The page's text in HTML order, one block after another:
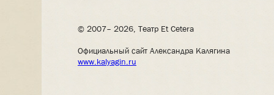
© 2007– 2026, Театр Et Cetera
Официальный сайт Александра Калягина
www.kalyagin.ru